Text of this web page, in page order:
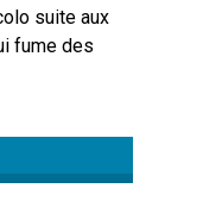
projet de
des
à
artificielle
suite aux
fume des